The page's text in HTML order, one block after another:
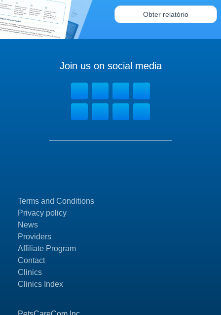
Obter relatório
Terms and Conditions
Privacy policy
News
Providers
Affiliate Program
Contact
Clinics
Clinics Index
Join us on social media